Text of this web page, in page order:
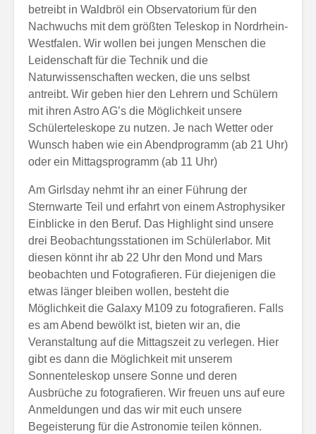
betreibt in Waldbröl ein Observatorium für den
Nachwuchs mit dem größten Teleskop in Nordrhein-
Westfalen. Wir wollen bei jungen Menschen die
Leidenschaft für die Technik und die
Naturwissenschaften wecken, die uns selbst
antreibt. Wir geben hier den Lehrern und Schülern
mit ihren Astro AG’s die Möglichkeit unsere
Schülerteleskope zu nutzen. Je nach Wetter oder
Wunsch haben wie ein Abendprogramm (ab 21 Uhr)
oder ein Mittagsprogramm (ab 11 Uhr)
Am Girlsday nehmt ihr an einer Führung der
Sternwarte Teil und erfahrt von einem Astrophysiker
Einblicke in den Beruf. Das Highlight sind unsere
drei Beobachtungsstationen im Schülerlabor. Mit
diesen könnt ihr ab 22 Uhr den Mond und Mars
beobachten und Fotografieren. Für diejenigen die
etwas länger bleiben wollen, besteht die
Möglichkeit die Galaxy M109 zu fotografieren. Falls
es am Abend bewölkt ist, bieten wir an, die
Veranstaltung auf die Mittagszeit zu verlegen. Hier
gibt es dann die Möglichkeit mit unserem
Sonnenteleskop unsere Sonne und deren
Ausbrüche zu fotografieren. Wir freuen uns auf eure
Anmeldungen und das wir mit euch unsere
Begeisterung für die Astronomie teilen können.